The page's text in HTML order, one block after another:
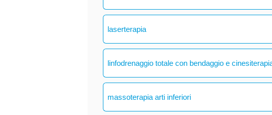
laserterapia
linfodrenaggio totale con bendaggio e
massoterapia arti inferiori